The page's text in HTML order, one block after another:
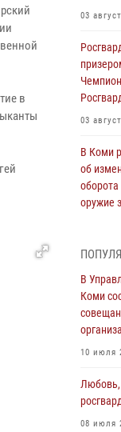
в
03
03
В Коми
об
оружие
В
сдачи
31 июля
31 июля
В
Коми
10 июля
Любовь,
08 июля